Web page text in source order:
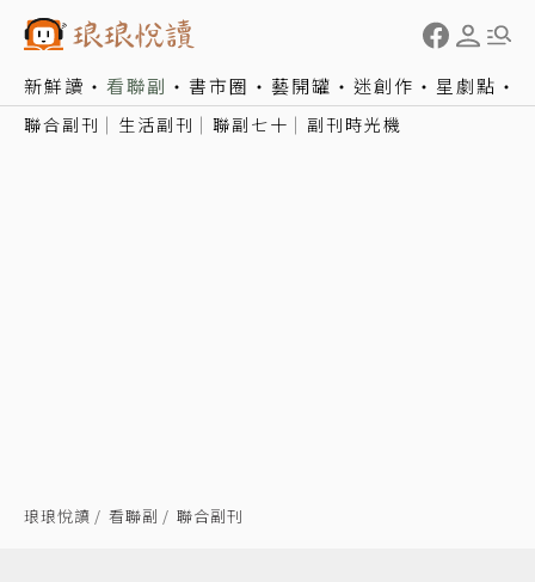
新鮮讀 看聯副 書市圈 藝開罐 迷創作 星劇點
聯合副刊 生活副刊 聯副七十 副刊時光機
琅琅悅讀 看聯副 聯合副刊